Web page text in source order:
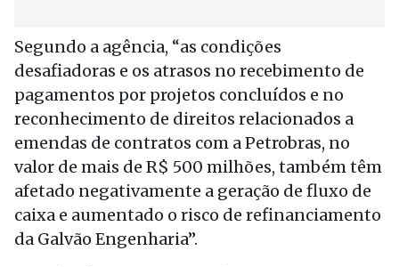
Segundo a agência, “as condições
desafiadoras e os atrasos no recebimento de
pagamentos por projetos concluídos e no
reconhecimento de direitos relacionados a
emendas de contratos com a Petrobras, no
valor de mais de R$ 500 milhões, também têm
afetado negativamente a geração de fluxo de
caixa e aumentado o risco de refinanciamento
da Galvão Engenharia”.